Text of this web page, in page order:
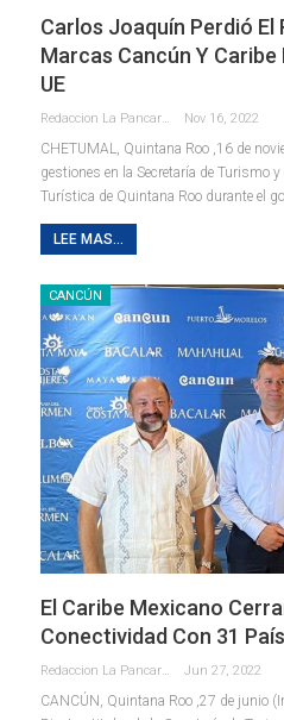
Carlos Joaquín Perdió El
Marcas Cancún Y Caribe
UE
Nov 16, 2022
CHETUMAL, Quintana Roo ,16 de
gestiones en la Secretaría de Turismo
Turística de Quintana Roo durante el
LEE MAS...
CANCÚN
El Caribe Mexicano
Conectividad Con 31
Redaccion La Pancarta De Quintana Roo Jun 27, 2022
CANCÚN, Quintana Roo ,27 de junio